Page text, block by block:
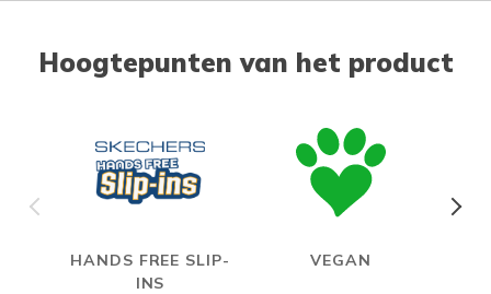
Hoogtepunten van het product
HANDS FREE SLIP-
INS
VEGAN